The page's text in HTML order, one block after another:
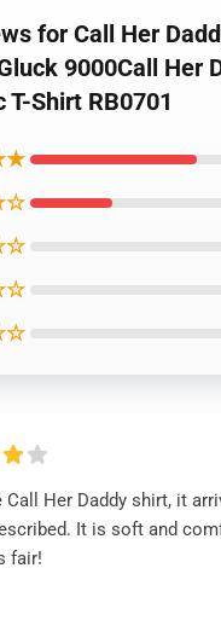
for Call Her
9000Call Her
T-Shirt RB0701
Call Her Daddy shirt, it
It is soft and
fair!